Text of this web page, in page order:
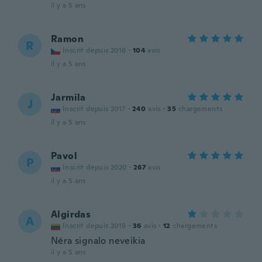
il y a 5 ans
R Ramon
Inscrit depuis 2016 · 104 avis
il y a 5 ans
J Jarmila
Inscrit depuis 2017 · 240 avis · 35 chargements
il y a 5 ans
P Pavol
Inscrit depuis 2020 · 267 avis
il y a 5 ans
A Algirdas
Inscrit depuis 2019 · 36 avis · 12 chargements
Nėra signalo neveikia
il y a 5 ans